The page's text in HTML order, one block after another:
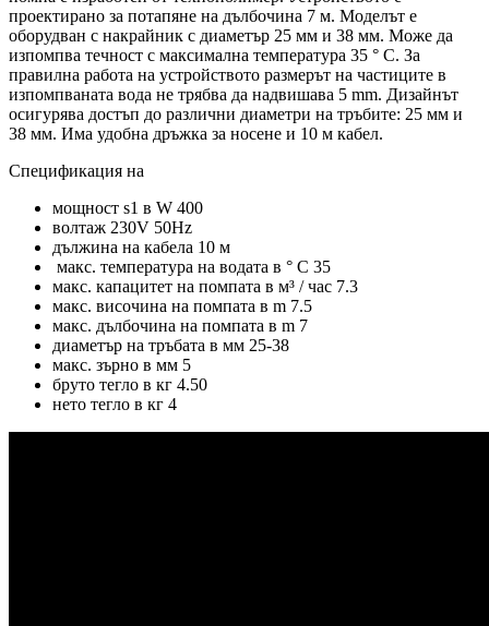
проектирано за потапяне на дълбочина 7 м. Моделът е
оборудван с накрайник с диаметър 25 мм и 38 мм. Може да
изпомпва течност с максимална температура 35 ° C. За
правилна работа на устройството размерът на частиците в
изпомпваната вода не трябва да надвишава 5 mm. Дизайнът
осигурява достъп до различни диаметри на тръбите: 25 мм и
38 мм. Има удобна дръжка за носене и 10 м кабел.
Спецификация на
мощност s1 в W 400
волтаж 230V 50Hz
дължина на кабела 10 м
макс. температура на водата в ° C 35
макс. капацитет на помпата в м³ / час 7.3
макс. височина на помпата в m 7.5
макс. дълбочина на помпата в m 7
диаметър на тръбата в мм 25-38
макс. зърно в мм 5
бруто тегло в кг 4.50
нето тегло в кг 4